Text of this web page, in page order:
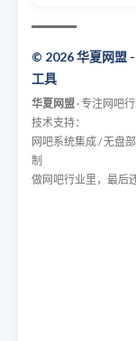
© 2026 华夏网盟
工具
华夏网盟 · 专注网吧
技术支持：
网吧系统集成 / 无盘
制
做网吧行业里，最后